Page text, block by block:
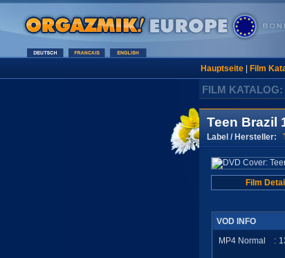
Hauptseite| Film
FILM
Teen Brazil
Label / Hersteller:
Film
VOD INFO
MP4 Normal
: